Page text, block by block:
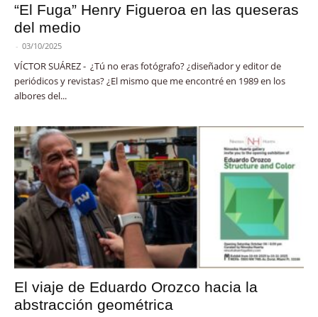
“El Fuga” Henry Figueroa en las queseras
del medio
- 03/10/2025
VÍCTOR SUÁREZ - ¿Tú no eras fotógrafo? ¿diseñador y editor de
periódicos y revistas? ¿El mismo que me encontré en 1989 en los
albores del...
El viaje de Eduardo Orozco hacia la
abstracción geométrica